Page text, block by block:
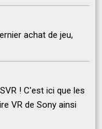
achat de jeu,
! C'est ici que les
VR de Sony ainsi